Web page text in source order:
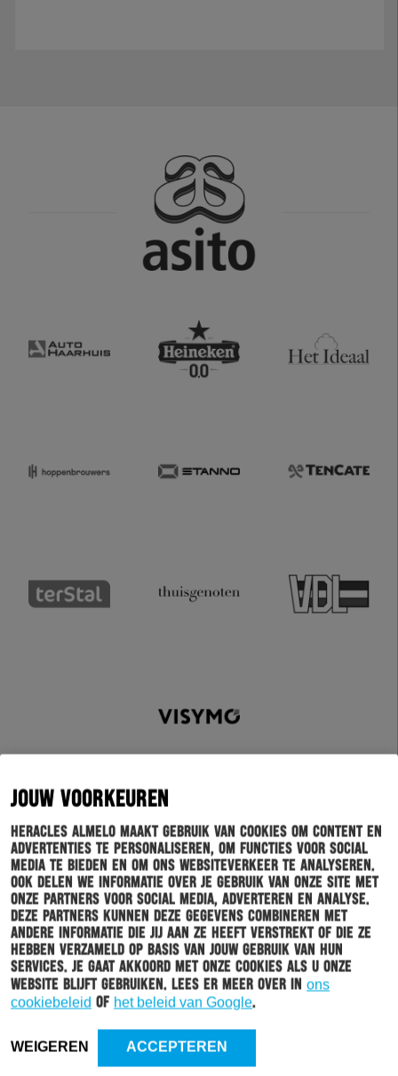
JOUW VOORKEUREN
Heracles Almelo maakt gebruik van cookies om content en
advertenties te personaliseren, om functies voor social
media te bieden en om ons websiteverkeer te analyseren.
Ook delen we informatie over je gebruik van onze site met
onze partners voor social media, adverteren en analyse.
Deze partners kunnen deze gegevens combineren met
andere informatie die jij aan ze heeft verstrekt of die ze
hebben verzameld op basis van jouw gebruik van hun
services. Je gaat akkoord met onze cookies als u onze
website blijft gebruiken. Lees er meer over in ons
cookiebeleid of het beleid van Google.
WEIGEREN ACCEPTEREN
Schrijf je in voor onze nieuwsbrief
Wil jij altijd en overal op de hoogte gehouden worden
van al het clubnieuws? Schrijf je dan in voor de
nieuwsbrief van Heracles Almelo. Doordat je zelf aan
kan geven welk nieuws jij van ons wil ontvangen,
sturen wij alleen nieuws wat voor jou relevant is.
INSCHRIJVEN